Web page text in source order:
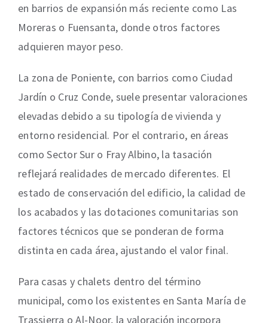
en barrios de expansión más reciente como Las
Moreras o Fuensanta, donde otros factores
adquieren mayor peso.
La zona de Poniente, con barrios como Ciudad
Jardín o Cruz Conde, suele presentar valoraciones
elevadas debido a su tipología de vivienda y
entorno residencial. Por el contrario, en áreas
como Sector Sur o Fray Albino, la tasación
reflejará realidades de mercado diferentes. El
estado de conservación del edificio, la calidad de
los acabados y las dotaciones comunitarias son
factores técnicos que se ponderan de forma
distinta en cada área, ajustando el valor final.
Para casas y chalets dentro del término
municipal, como los existentes en Santa María de
Trassierra o Al-Noor, la valoración incorpora